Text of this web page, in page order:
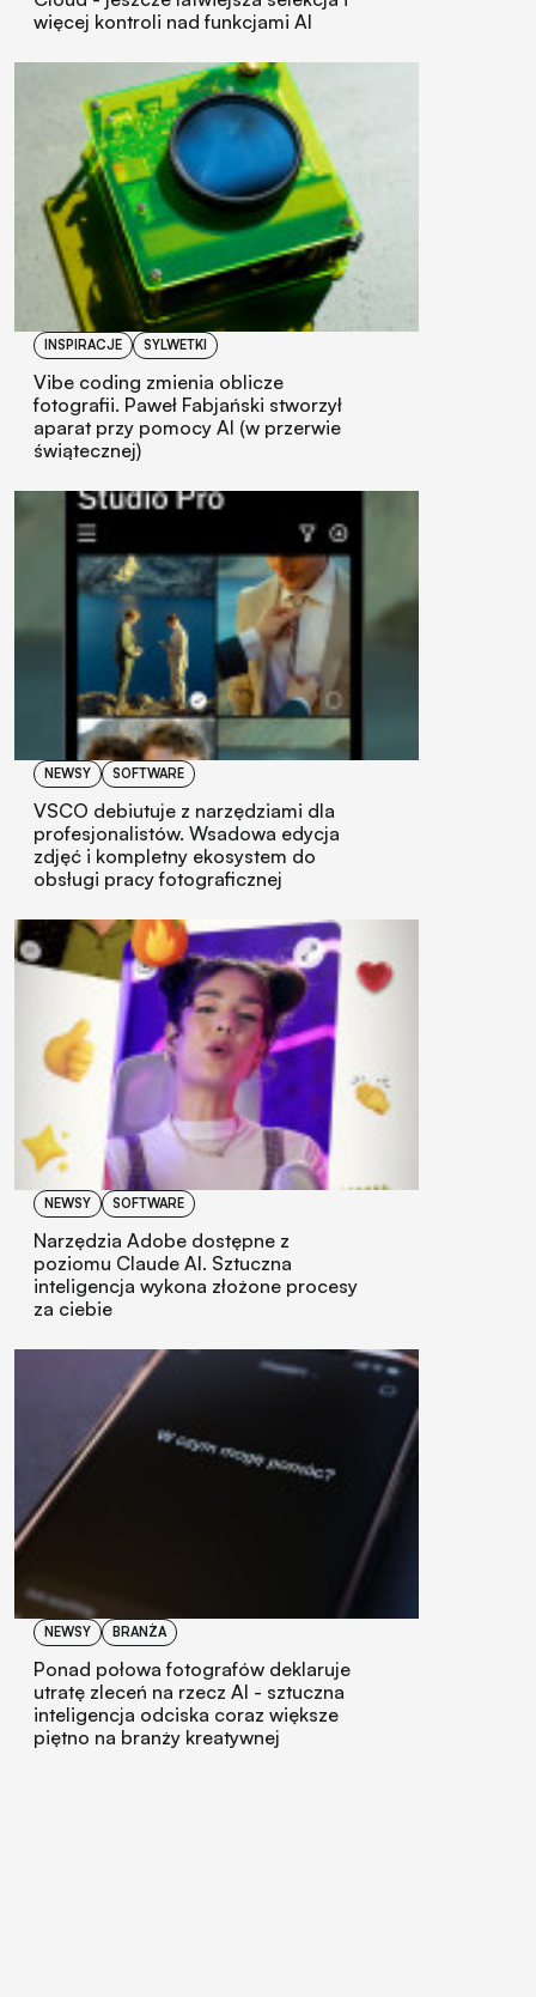
więcej kontroli nad funkcjami AI
INSPIRACJE SYLWETKI
Vibe coding zmienia oblicze
fotografii. Paweł Fabjański stworzył
aparat przy pomocy AI (w przerwie
świątecznej)
NEWSY SOFTWARE
VSCO debiutuje z narzędziami dla
profesjonalistów. Wsadowa edycja
zdjęć i kompletny ekosystem do
obsługi pracy fotograficznej
NEWSY SOFTWARE
Narzędzia Adobe dostępne z
poziomu Claude AI. Sztuczna
inteligencja wykona złożone procesy
za ciebie
NEWSY BRANŻA
Ponad połowa fotografów deklaruje
utratę zleceń na rzecz AI - sztuczna
inteligencja odciska coraz większe
piętno na branży kreatywnej